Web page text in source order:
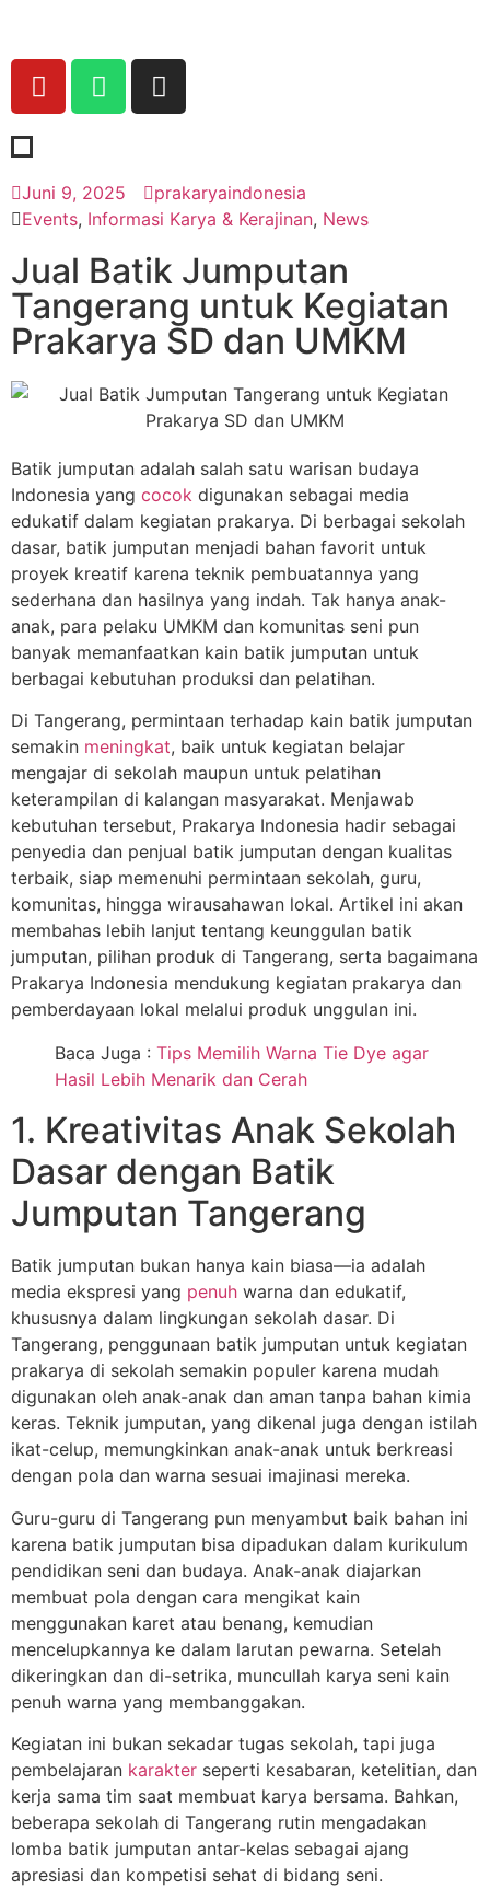
Juni 9, 2025
prakaryaindonesia
Events, Informasi Karya & Kerajinan, News
Jual Batik Jumputan
Tangerang untuk Kegiatan
Prakarya SD dan UMKM
Batik jumputan adalah salah satu warisan budaya
Indonesia yang cocok digunakan sebagai media
edukatif dalam kegiatan prakarya. Di berbagai sekolah
dasar, batik jumputan menjadi bahan favorit untuk
proyek kreatif karena teknik pembuatannya yang
sederhana dan hasilnya yang indah. Tak hanya anak-
anak, para pelaku UMKM dan komunitas seni pun
banyak memanfaatkan kain batik jumputan untuk
berbagai kebutuhan produksi dan pelatihan.
Di Tangerang, permintaan terhadap kain batik jumputan
semakin meningkat, baik untuk kegiatan belajar
mengajar di sekolah maupun untuk pelatihan
keterampilan di kalangan masyarakat. Menjawab
kebutuhan tersebut, Prakarya Indonesia hadir sebagai
penyedia dan penjual batik jumputan dengan kualitas
terbaik, siap memenuhi permintaan sekolah, guru,
komunitas, hingga wirausahawan lokal. Artikel ini akan
membahas lebih lanjut tentang keunggulan batik
jumputan, pilihan produk di Tangerang, serta bagaimana
Prakarya Indonesia mendukung kegiatan prakarya dan
pemberdayaan lokal melalui produk unggulan ini.
Baca Juga : Tips Memilih Warna Tie Dye agar
Hasil Lebih Menarik dan Cerah
1. Kreativitas Anak Sekolah
Dasar dengan Batik
Jumputan Tangerang
Batik jumputan bukan hanya kain biasa—ia adalah
media ekspresi yang penuh warna dan edukatif,
khususnya dalam lingkungan sekolah dasar. Di
Tangerang, penggunaan batik jumputan untuk kegiatan
prakarya di sekolah semakin populer karena mudah
digunakan oleh anak-anak dan aman tanpa bahan kimia
keras. Teknik jumputan, yang dikenal juga dengan istilah
ikat-celup, memungkinkan anak-anak untuk berkreasi
dengan pola dan warna sesuai imajinasi mereka.
Guru-guru di Tangerang pun menyambut baik bahan ini
karena batik jumputan bisa dipadukan dalam kurikulum
pendidikan seni dan budaya. Anak-anak diajarkan
membuat pola dengan cara mengikat kain
menggunakan karet atau benang, kemudian
mencelupkannya ke dalam larutan pewarna. Setelah
dikeringkan dan di-setrika, muncullah karya seni kain
penuh warna yang membanggakan.
Kegiatan ini bukan sekadar tugas sekolah, tapi juga
pembelajaran karakter seperti kesabaran, ketelitian, dan
kerja sama tim saat membuat karya bersama. Bahkan,
beberapa sekolah di Tangerang rutin mengadakan
lomba batik jumputan antar-kelas sebagai ajang
apresiasi dan kompetisi sehat di bidang seni.